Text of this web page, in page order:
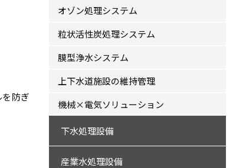
防ぎ
オゾン処理システム
粒状活性炭処理システム
膜型浄水システム
上下水道施設の維持管理
機械×電気ソリューション
下水処理設備
産業水処理設備